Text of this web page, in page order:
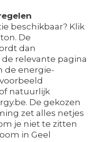
beschikbaar? Klik
De
dan
relevante pagina
de energie-
natuurlijk
De gekozen
zet alles netjes
je niet te zitten
in Geel